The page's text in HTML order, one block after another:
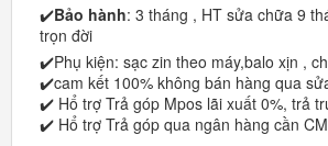
✔️Bảo hành: 3 tháng , HT sửa chữa 9
trọn đời
✔️Phụ kiện: sạc zin theo máy,balo xịn ,
✔️cam kết 100% không bán hàng qua
✔️ Hổ trợ Trả góp Mpos lãi xuất 0%, trả
✔️ Hổ trợ Trả góp qua ngân hàng cần